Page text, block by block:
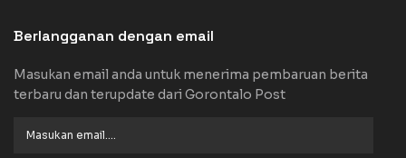
Berlangganan dengan email
Masukan email anda untuk menerima pembaruan berita
terbaru dan terupdate dari Gorontalo Post